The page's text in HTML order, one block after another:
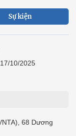
Sự kiện
10/2025
68 Dương